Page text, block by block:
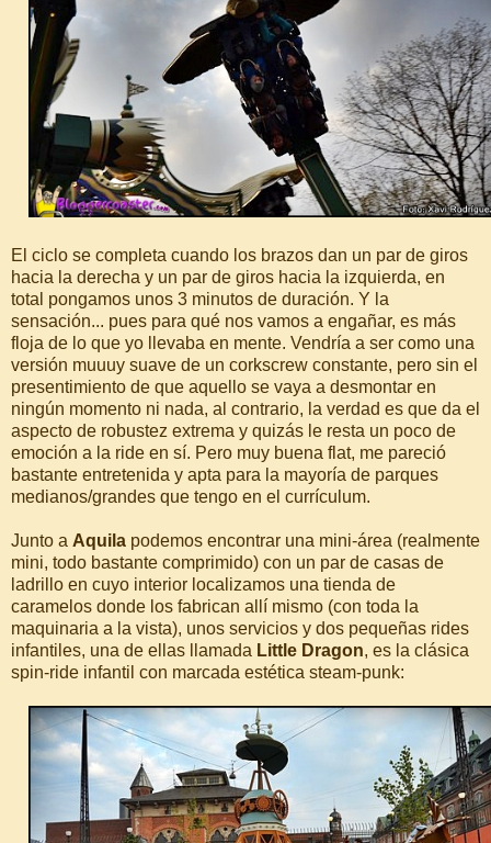
El ciclo se completa cuando los brazos dan un par de giros
hacia la derecha y un par de giros hacia la izquierda, en
total pongamos unos 3 minutos de duración. Y la
sensación... pues para qué nos vamos a engañar, es más
floja de lo que yo llevaba en mente. Vendría a ser como una
versión muuuy suave de un corkscrew constante, pero sin el
presentimiento de que aquello se vaya a desmontar en
ningún momento ni nada, al contrario, la verdad es que da el
aspecto de robustez extrema y quizás le resta un poco de
emoción a la ride en sí. Pero muy buena flat, me pareció
bastante entretenida y apta para la mayoría de parques
medianos/grandes que tengo en el currículum.
Junto a Aquila podemos encontrar una mini-área (realmente
mini, todo bastante comprimido) con un par de casas de
ladrillo en cuyo interior localizamos una tienda de
caramelos donde los fabrican allí mismo (con toda la
maquinaria a la vista), unos servicios y dos pequeñas rides
infantiles, una de ellas llamada Little Dragon, es la clásica
spin-ride infantil con marcada estética steam-punk: